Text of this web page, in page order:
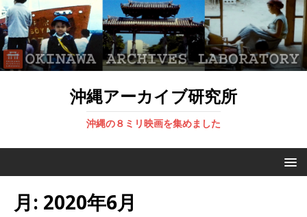
沖縄アーカイブ研究所
沖縄の８ミリ映画を集めました
月: 2020年6月